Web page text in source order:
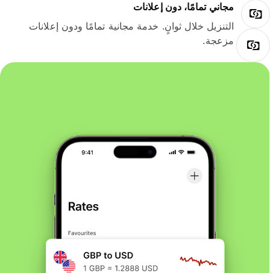
مجاني تمامًا، دون إعلانات
التنزيل خلال ثوانٍ. خدمة مجانية تمامًا ودون إعلانات
مزعجة.